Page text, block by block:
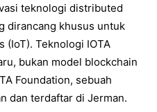
teknologi distributed
dirancang khusus untuk
(IoT). Teknologi IOTA
bukan model blockchain
Foundation, sebuah
dan terdaftar di Jerman.